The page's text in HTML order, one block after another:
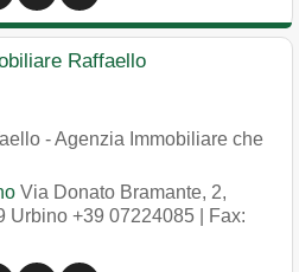
Raffaello
- Agenzia Immobiliare che
Via Donato Bramante, 2,
Urbino +39 07224085 | Fax: